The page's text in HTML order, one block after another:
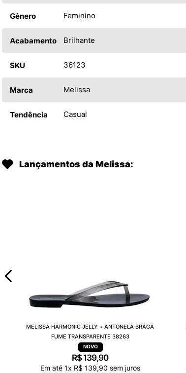
Gênero Feminino
Acabamento Brilhante
SKU 36123
Marca Melissa
Tendência Casual
Lançamentos da Melissa:
MELISSA HARMONIC JELLY + ANTONELA BRAGA
FUME TRANSPARENTE 38263
R$ 139,90
Em até 1x R$ 139,90 sem juros